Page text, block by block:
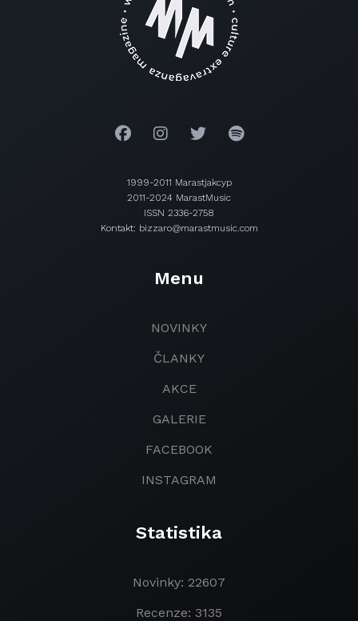
1999-2011 Marastjakcyp
2011-2024 MarastMusic
ISSN 2336-2758
Kontakt: bizzaro@marastmusic.com
Menu
NOVINKY
ČLANKY
AKCE
GALERIE
FACEBOOK
INSTAGRAM
Statistika
Novinky: 22607
Recenze: 3135